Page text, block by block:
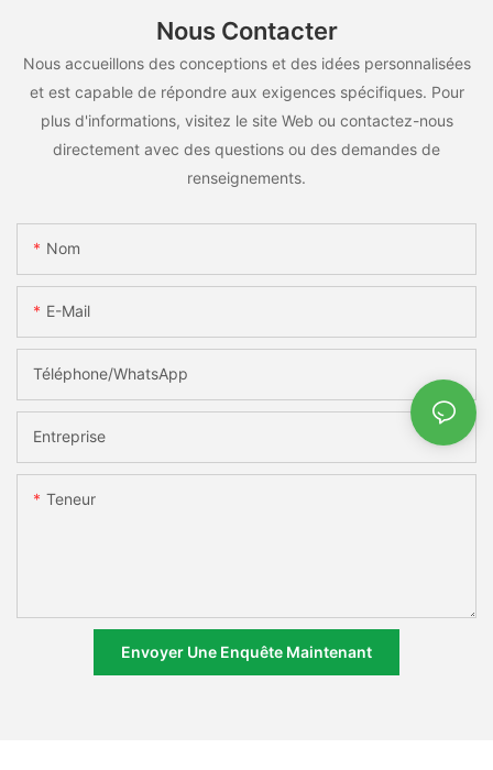
Nous Contacter
Nous accueillons des conceptions et des idées personnalisées
et est capable de répondre aux exigences spécifiques. Pour
plus d'informations, visitez le site Web ou contactez-nous
directement avec des questions ou des demandes de
renseignements.
Nom
E-Mail
Téléphone/WhatsApp
Entreprise
Teneur
Envoyer Une Enquête Maintenant